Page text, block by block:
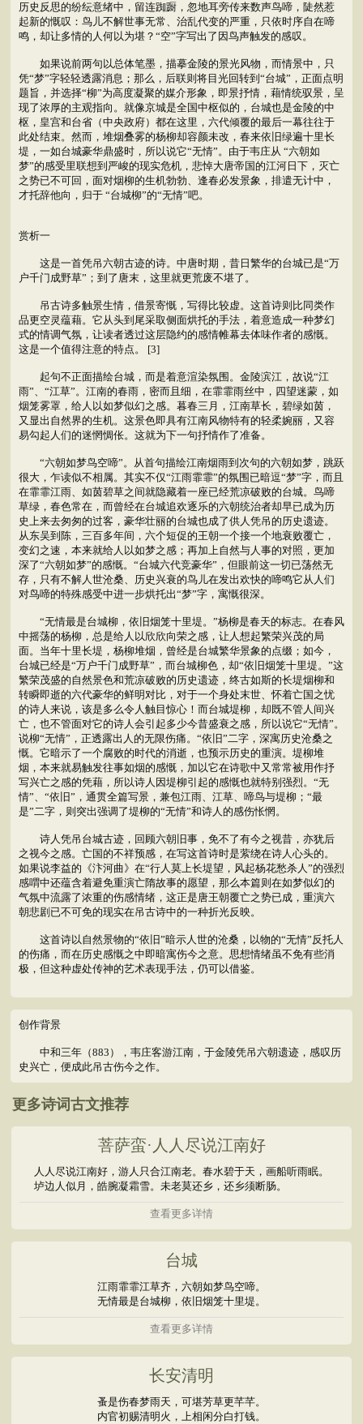
历史反思的纷纭意绪中，留连踟蹰，忽地耳旁传来数声鸟啼，陡然惹
起新的慨叹：鸟儿不解世事无常、治乱代变的严重，只依时序自在啼
鸣，却让多情的人何以为堪？“空”字写出了因鸟声触发的感叹。
如果说前两句以总体笔墨，描摹金陵的景光风物，而情景中，只
凭“梦”字轻轻透露消息；那么，后联则将目光回转到“台城”，正面点明
题旨，并选择“柳”为高度凝聚的媒介形象，即景抒情，藉情统驭景，呈
现了浓厚的主观指向。就像京城是全国中枢似的，台城也是金陵的中
枢，皇宫和台省（中央政府）都在这里，六代倾覆的最后一幕往往于
此处结束。然而，堆烟叠雾的杨柳却容颜未改，春来依旧绿遍十里长
堤，一如台城豪华鼎盛时，所以说它“无情”。由于韦庄从 “六朝如
梦”的感受里联想到严峻的现实危机，悲悼大唐帝国的江河日下，灭亡
之势已不可回，面对烟柳的生机勃勃、逢春必发景象，排遣无计中，
才托辞他向，归于 “台城柳”的“无情”吧。
赏析一
这是一首凭吊六朝古迹的诗。中唐时期，昔日繁华的台城已是“万
户千门成野草”；到了唐末，这里就更荒废不堪了。
吊古诗多触景生情，借景寄慨，写得比较虚。这首诗则比同类作
品更空灵蕴藉。它从头到尾采取侧面烘托的手法，着意造成一种梦幻
式的情调气氛，让读者透过这层隐约的感情帷幕去体味作者的感慨。
这是一个值得注意的特点。 [3]
起句不正面描绘台城，而是着意渲染氛围。金陵滨江，故说“江
雨”、“江草”。江南的春雨，密而且细，在霏霏雨丝中，四望迷蒙，如
烟笼雾罩，给人以如梦似幻之感。暮春三月，江南草长，碧绿如茵，
又显出自然界的生机。这景色即具有江南风物特有的轻柔婉丽，又容
易勾起人们的迷惘惆伥。这就为下一句抒情作了准备。
“六朝如梦鸟空啼”。从首句描绘江南烟雨到次句的六朝如梦，跳跃
很大，乍读似不相属。其实不仅“江雨霏霏”的氛围已暗逗“梦”字，而且
在霏霏江雨、如茵碧草之间就隐藏着一座已经荒凉破败的台城。鸟啼
草绿，春色常在，而曾经在台城追欢逐乐的六朝统治者却早已成为历
史上来去匆匆的过客，豪华壮丽的台城也成了供人凭吊的历史遗迹。
从东吴到陈，三百多年间，六个短促的王朝一个接一个地衰败覆亡，
变幻之速，本来就给人以如梦之感；再加上自然与人事的对照，更加
深了“六朝如梦”的感慨。“台城六代竞豪华”，但眼前这一切已荡然无
存，只有不解人世沧桑、历史兴衰的鸟儿在发出欢快的啼鸣它从人们
对鸟啼的特殊感受中进一步烘托出“梦”字，寓慨很深。
“无情最是台城柳，依旧烟笼十里堤。”杨柳是春天的标志。在春风
中摇荡的杨柳，总是给人以欣欣向荣之感，让人想起繁荣兴茂的局
面。当年十里长堤，杨柳堆烟，曾经是台城繁华景象的点缀；如今，
台城已经是“万户千门成野草”，而台城柳色，却“依旧烟笼十里堤。”这
繁荣茂盛的自然景色和荒凉破败的历史遗迹，终古如斯的长堤烟柳和
转瞬即逝的六代豪华的鲜明对比，对于一个身处末世、怀着亡国之忧
的诗人来说，该是多么令人触目惊心！而台城堤柳，却既不管人间兴
亡，也不管面对它的诗人会引起多少今昔盛衰之感，所以说它“无情”。
说柳“无情”，正透露出人的无限伤痛。“依旧”二字，深寓历史沧桑之
慨。它暗示了一个腐败的时代的消逝，也预示历史的重演。堤柳堆
烟，本来就易触发往事如烟的感慨，加以它在诗歌中又常常被用作抒
写兴亡之感的凭藉，所以诗人因堤柳引起的感慨也就特别强烈。“无
情”、“依旧”，通贯全篇写景，兼包江雨、江草、啼鸟与堤柳；“最
是”二字，则突出强调了堤柳的“无情”和诗人的感伤怅惘。
诗人凭吊台城古迹，回顾六朝旧事，免不了有今之视昔，亦犹后
之视今之感。亡国的不祥预感，在写这首诗时是萦绕在诗人心头的。
如果说李益的《汴河曲》在“行人莫上长堤望，风起杨花愁杀人”的强烈
感喟中还蕴含着避免重演亡隋故事的愿望，那么本篇则在如梦似幻的
气氛中流露了浓重的伤感情绪，这正是唐王朝覆亡之势已成，重演六
朝悲剧已不可免的现实在吊古诗中的一种折光反映。
这首诗以自然景物的“依旧”暗示人世的沧桑，以物的“无情”反托人
的伤痛，而在历史感慨之中即暗寓伤今之意。思想情绪虽不免有些消
极，但这种虚处传神的艺术表现手法，仍可以借鉴。
创作背景
中和三年（883），韦庄客游江南，于金陵凭吊六朝遗迹，感叹历
史兴亡，便成此吊古伤今之作。
更多诗词古文推荐
菩萨蛮·人人尽说江南好
人人尽说江南好，游人只合江南老。春水碧于天，画船听雨眠。
垆边人似月，皓腕凝霜雪。未老莫还乡，还乡须断肠。
查看更多详情
台城
江雨霏霏江草齐，六朝如梦鸟空啼。
无情最是台城柳，依旧烟笼十里堤。
查看更多详情
长安清明
蚤是伤春梦雨天，可堪芳草更芊芊。
内官初赐清明火，上相闲分白打钱。